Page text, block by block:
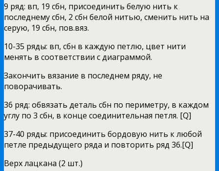
9 ряд: вп, 19 сбн, присоединить белую нить к
последнему сбн, 2 сбн белой нитью, сменить нить на
серую, 19 сбн, пов.вяз.
10-35 ряды: вп, сбн в каждую петлю, цвет нити
менять в соответствии с диаграммой.
Закончить вязание в последнем ряду, не
поворачивать.
36 ряд: обвязать деталь сбн по периметру, в каждом
углу по 3 сбн, в конце соединительная петля. [Q]
37-40 ряды: присоединить бордовую нить к любой
петле предыдущего ряда и повторить ряд 36.[Q]
Верх лацкана (2 шт.)